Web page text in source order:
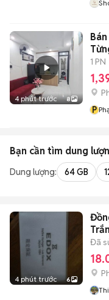
4 phút trước 8
1 PN
P
Bạn cần tìm dung
Dung lượng: 64 GB
4 phút trước 6
Đã